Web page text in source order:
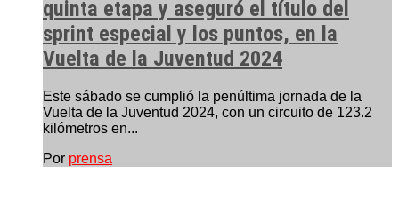
quinta etapa y aseguró el título del
sprint especial y los puntos, en la
Vuelta de la Juventud 2024
Este sábado se cumplió la penúltima jornada de la
Vuelta de la Juventud 2024, con un circuito de 123.2
kilómetros en...
Por prensa